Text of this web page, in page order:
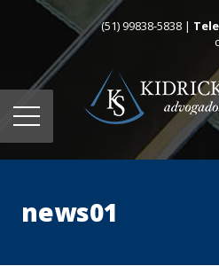
(51) 99838-5838 |
news01